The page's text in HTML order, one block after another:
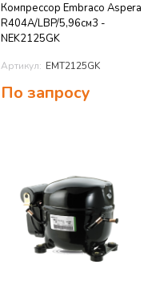
Компрессор Embraco Aspera
R404A/LBP/5,96см3 -
NEK2125GK
Артикул: EMT2125GK
По запросу